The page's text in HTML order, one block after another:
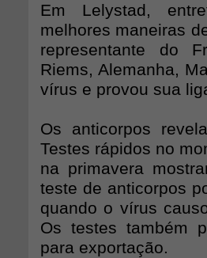
Em Lelystad,
melhores maneiras
representante do
Riems, Alemanha,
vírus e provou sua
Os anticorpos
Testes rápidos no
na primavera
teste de anticorpos
quando o vírus
Os testes também
para exportação.